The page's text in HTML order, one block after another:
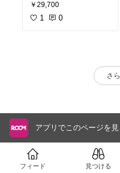
￥29,700
1 0
さ
アプリでこのページを見
フィード 見つける